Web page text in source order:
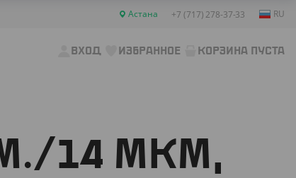
Астана +7 (717) 278-37-33 RU
ВХОД ИЗБРАННОЕ КОРЗИНА ПУСТА
14 МКМ,